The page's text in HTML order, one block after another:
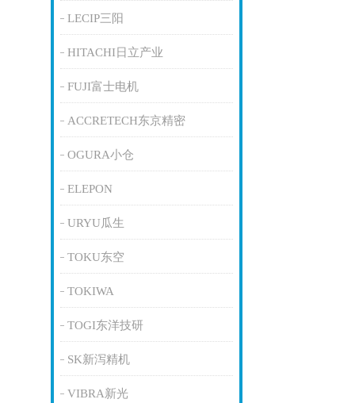
LECIP三阳
HITACHI日立产业
FUJI富士电机
ACCRETECH东京精密
OGURA小仓
ELEPON
URYU瓜生
TOKU东空
TOKIWA
TOGI东洋技研
SK新泻精机
VIBRA新光